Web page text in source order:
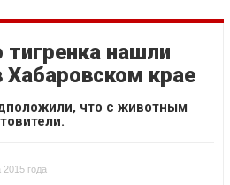
тигренка нашли
крае
что с животным
2015 года